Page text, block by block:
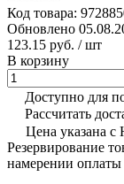
Код товара:
Обновлено
123.15 руб. / шт
В корзину
Доступно для
Рассчитать
Цена указана
Резервирование
намерении оплаты